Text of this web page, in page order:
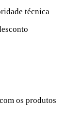
técnica
os produtos